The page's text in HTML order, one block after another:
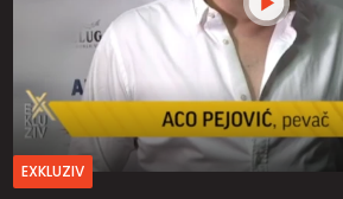
EXKLUZIV